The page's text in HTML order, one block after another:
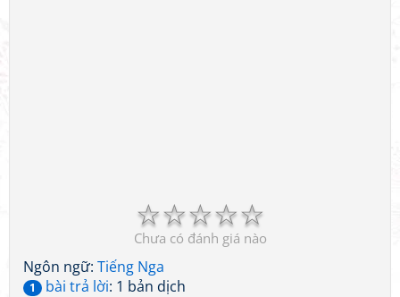
☆
☆
☆
☆
☆
Chưa có đánh giá nào
Ngôn ngữ: Tiếng Nga
1 bài trả lời: 1 bản dịch